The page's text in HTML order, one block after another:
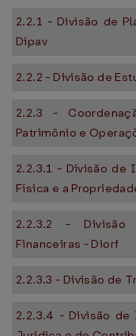
2.2.1 - Divisão de
Dipav
2.2.2 - Divisão de
2.2.3 -
Patrimônio e
2.2.3.1 - Divisão de
Física e a
2.2.3.2 - Divisão
Financeiras - Diorf
2.2.3.3 - Divisão de
2.2.3.4 - Divisão de